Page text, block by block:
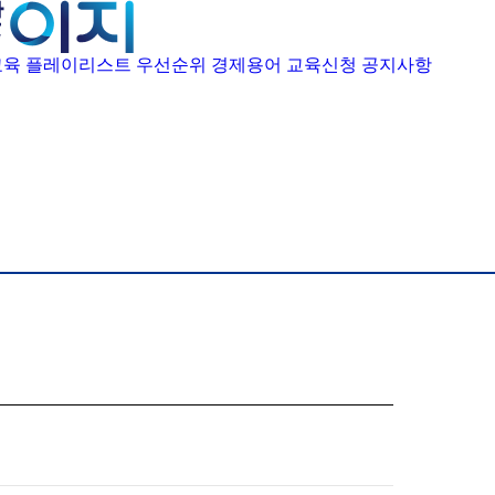
플레이리스트 우선순위 경제용어 교육신청 공지사항